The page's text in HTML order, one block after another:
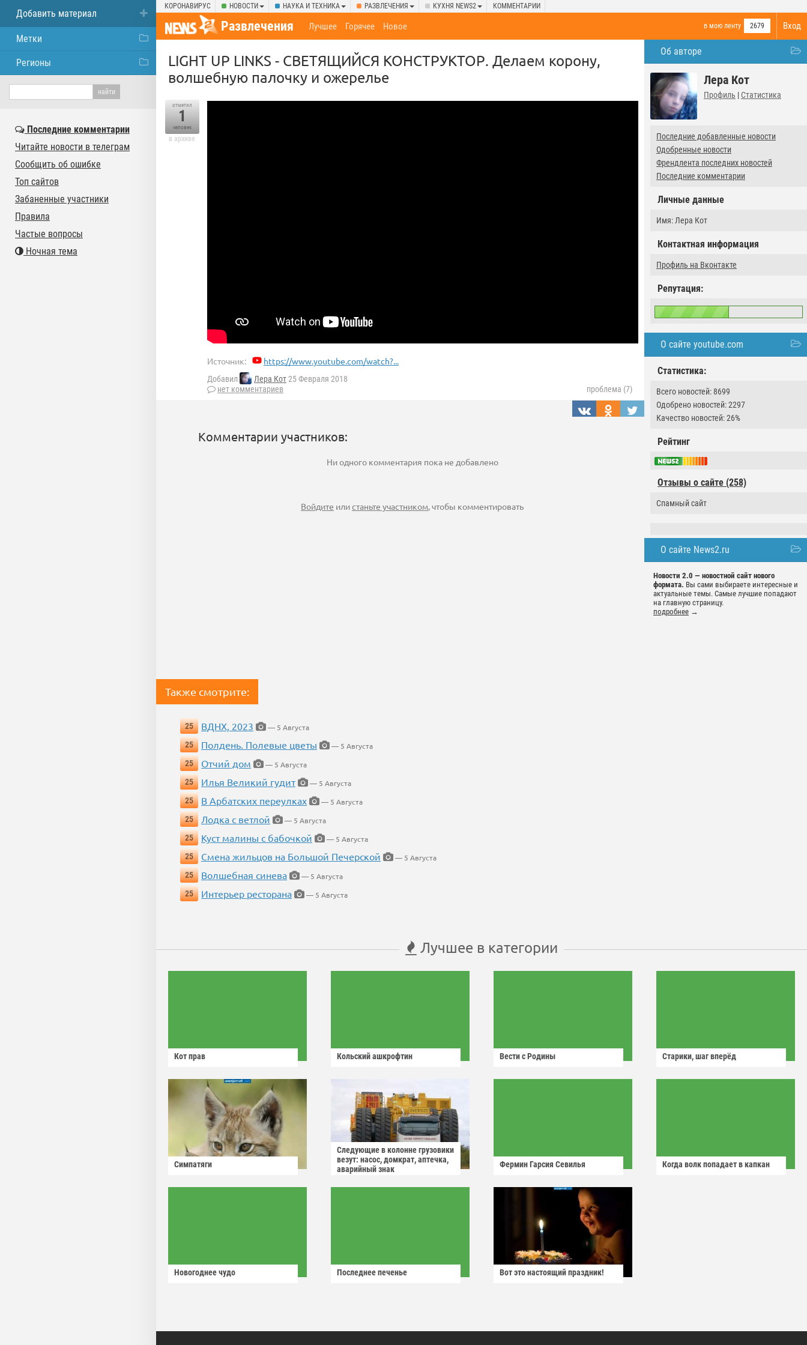
КОРОНАВИРУС НОВОСТИ НАУКА И ТЕХНИКА РАЗВЛЕЧЕНИЯ КУХНЯ NEWS2 КОММЕНТАРИИ
Вход
Развлечения в мою ленту 2679
Лучшее Горячее Новое
Об авторе
Лера Кот
Профиль | Статистика
Последние добавленные новости
Одобренные новости
Френдлента последних новостей
Последние комментарии
Личные данные
Имя: Лера Кот
Контактная информация
Профиль на Вконтакте
Репутация:
О сайте youtube.com
Статистика:
Всего новостей: 8699
Одобрено новостей: 2297
Качество новостей: 26%
Рейтинг
Отзывы о сайте (258)
Спамный сайт
О сайте News2.ru
Новости 2.0 — новостной сайт нового
формата. Вы сами выбираете интересные и
актуальные темы. Самые лучшие попадают
на главную страницу.
подробнее →
LIGHT UP LINKS - СВЕТЯЩИЙСЯ КОНСТРУКТОР. Делаем корону,
волшебную палочку и ожерелье
отметил
1
человек
в архиве
Источник: https://www.youtube.com/watch?...
Добавил Лера Кот25 Февраля 2018
нет комментариев
проблема (7)
Комментарии участников:
Ни одного комментария пока не добавлено
Войдите илистаньте участником, чтобы комментировать
Также смотрите:
25 ВДНХ, 2023
— 5 Августа
25
Полдень. Полевые цветы
— 5 Августа
25
Отчий дом
— 5 Августа
25
Илья Великий гудит
— 5 Августа
25
В Арбатских переулках
— 5 Августа
25
Лодка с ветлой
— 5 Августа
25
Куст малины с бабочкой
— 5 Августа
25
Смена жильцов на Большой Печерской
— 5 Августа
25
Волшебная синева
— 5 Августа
25
Интерьер ресторана — 5 Августа
Лучшее в категории
Кот прав Кольский ашкрофтин Вести с Родины Старики, шаг вперёд
Симпатяги
Следующие в колонне грузовики
везут: насос, домкрат, аптечка,
аварийный знак
Фермин Гарсия Севилья Когда волк попадает в капкан
Новогоднее чудо Последнее печенье Вот это настоящий праздник!
Добавить материал
Метки
Регионы
Последние комментарии
Читайте новости в телеграм
Сообщить об ошибке
Топ сайтов
Забаненные участники
Правила
Частые вопросы
Ночная тема